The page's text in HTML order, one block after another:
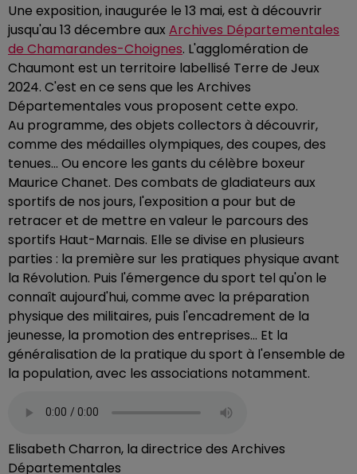
Une exposition, inaugurée le 13 mai, est à découvrir
jusqu'au 13 décembre aux Archives Départementales
de Chamarandes-Choignes. L'agglomération de
Chaumont est un territoire labellisé Terre de Jeux
2024. C'est en ce sens que les Archives
Départementales vous proposent cette expo.
Au programme, des objets collectors à découvrir,
comme des médailles olympiques, des coupes, des
tenues... Ou encore les gants du célèbre boxeur
Maurice Chanet. Des combats de gladiateurs aux
sportifs de nos jours, l'exposition a pour but de
retracer et de mettre en valeur le parcours des
sportifs Haut-Marnais. Elle se divise en plusieurs
parties : la première sur les pratiques physique avant
la Révolution. Puis l'émergence du sport tel qu'on le
connaît aujourd'hui, comme avec la préparation
physique des militaires, puis l'encadrement de la
jeunesse, la promotion des entreprises... Et la
généralisation de la pratique du sport à l'ensemble de
la population, avec les associations notamment.
Elisabeth Charron, la directrice des Archives
Départementales